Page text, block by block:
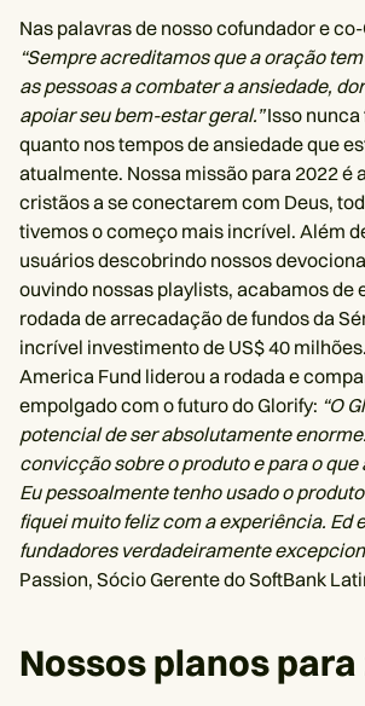
Nas palavras de nosso cofundador e
“Sempre acreditamos que a oração
as pessoas a combater a ansiedade,
apoiar seu bem-estar geral.”Isso
quanto nos tempos de ansiedade que
atualmente. Nossa missão para 2022 é
cristãos a se conectarem com Deus,
tivemos o começo mais incrível. Além
usuários descobrindo nossos
ouvindo nossas playlists, acabamos de
rodada de arrecadação de fundos da
incrível investimento de US$ 40
America Fund liderou a rodada e
empolgado com o futuro do Glorify: “O
potencial de ser absolutamente
convicção sobre o produto e para o que
Eu pessoalmente tenho usado o
fiquei muito feliz com a experiência. Ed
fundadores verdadeiramente
Passion, Sócio Gerente do SoftBank
Nossos planos para